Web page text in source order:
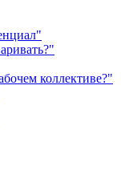
коллективе?"